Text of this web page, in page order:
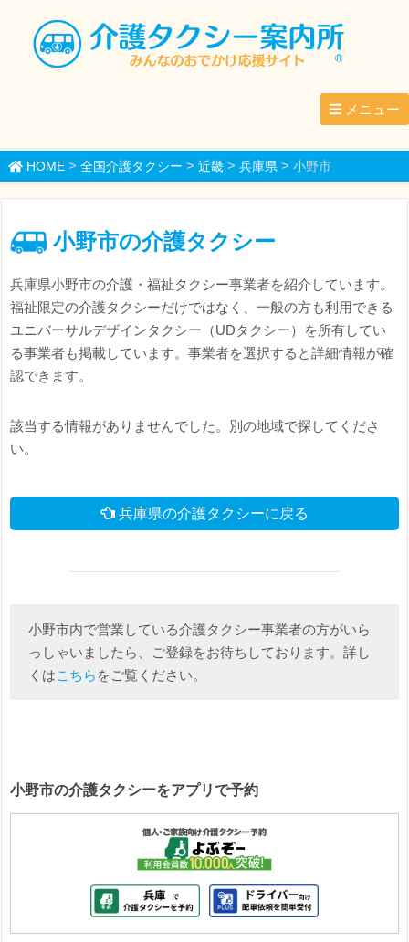
メニュー
HOME> 全国介護タクシー > 近畿> 兵庫県> 小野市
小野市の介護タクシー
兵庫県小野市の介護・福祉タクシー事業者を紹介しています。
福祉限定の介護タクシーだけではなく、一般の方も利用できる
ユニバーサルデザインタクシー（UDタクシー）を所有してい
る事業者も掲載しています。事業者を選択すると詳細情報が確
認できます。
該当する情報がありませんでした。別の地域で探してくださ
い。
兵庫県の介護タクシーに戻る
小野市内で営業している介護タクシー事業者の方がいら
っしゃいましたら、ご登録をお待ちしております。詳し
くはこちら をご覧ください。
小野市の介護タクシーをアプリで予約